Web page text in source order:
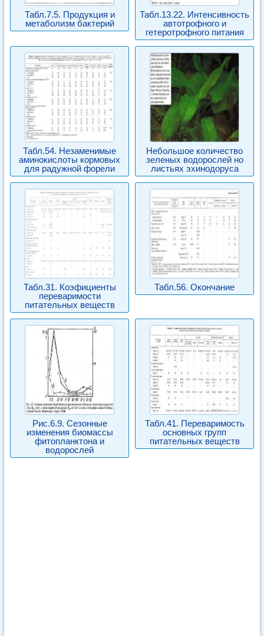
Табл.7.5. Продукция и
метаболизм бактерий
Табл.13.22. Интенсивность
автотрофного и
гетеротрофного питания
Табл.54. Незаменимые
аминокислоты кормовых
для радужной форели
Небольшое количество
зеленых водорослей но
листьях эхинодоруса
Табл.31. Коэфициенты
переваримости
питательных веществ
Табл.56. Окончание
Рис.6.9. Сезонные
изменения биомассы
фитопланктона и
водорослей
Табл.41. Переваримость
основных групп
питательных веществ